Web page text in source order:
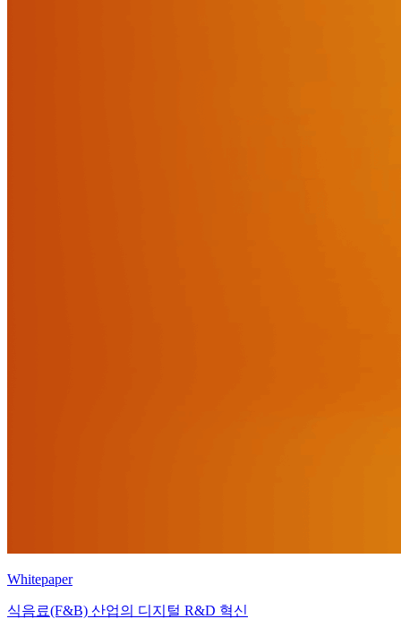
Whitepaper
식음료(F&B) 산업의 디지털 R&D 혁신